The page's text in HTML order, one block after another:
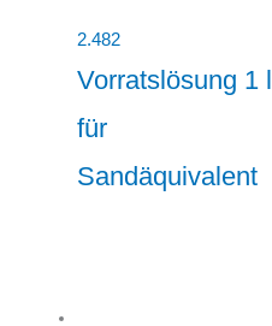
2.482
Vorratslösung 1 l
für
Sandäquivalent